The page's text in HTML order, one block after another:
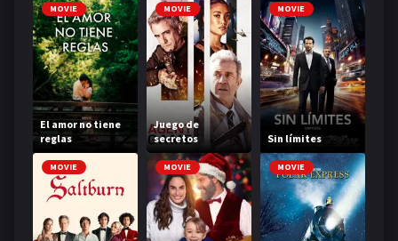
MOVIE
El amor no tiene
reglas
MOVIE
Juego de
secretos
MOVIE
Sin límites
MOVIE MOVIE MOVIE